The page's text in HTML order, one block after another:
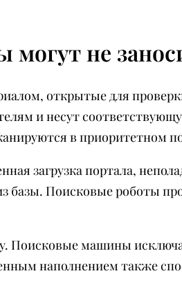
могут не
открытые для
и несут
в приоритетном
загрузка портала,
базы. Поисковые роботы
Поисковые машины
наполнением также